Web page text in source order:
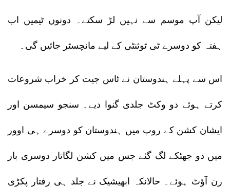
لیکن آپ موسم سے نہیں لڑ سکتے۔ دونوں ٹیمیں اب
ہفتہ کو دوسرے ٹی ٹوئنٹی کے لیے مانچسٹر جائیں گی۔
اس سے پہلے ہندوستان نے ٹاس جیت کر خراب شروعات
کرتے ہوئے دو وکٹ جلدی گنوا دیے۔ سنجو سیمسن اور
ایشان کشن کے روپ میں ہندوستان کو دوسرے ہی اوور
میں دو جھٹکے لگ گئے جس میں کشن لگاتار دوسری بار
رن آؤٹ ہوئے۔ حالانکہ ابھیشیک نے جلد ہی رفتار پکڑی